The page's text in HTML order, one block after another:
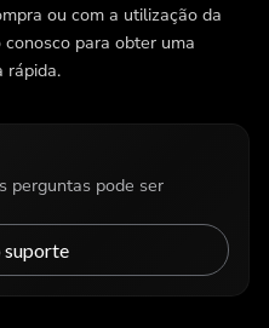
ou com a utilização da
para obter uma
rápida.
perguntas pode ser
suporte